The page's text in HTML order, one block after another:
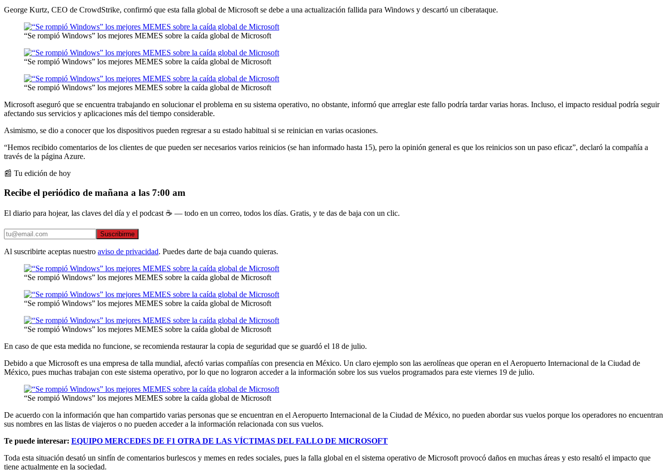
George Kurtz, CEO de CrowdStrike, confirmó que esta falla global de Microsoft se debe a una actualización fallida para Windows y descartó un ciberataque.
“Se rompió Windows” los mejores MEMES sobre la caída global de Microsoft
“Se rompió Windows” los mejores MEMES sobre la caída global de Microsoft
“Se rompió Windows” los mejores MEMES sobre la caída global de Microsoft
Microsoft aseguró que se encuentra trabajando en solucionar el problema en su sistema operativo, no obstante, informó que arreglar este fallo podría tardar varias horas. Incluso, el impacto residual podría seguir
afectando sus servicios y aplicaciones más del tiempo considerable.
Asimismo, se dio a conocer que los dispositivos pueden regresar a su estado habitual si se reinician en varias ocasiones.
“Hemos recibido comentarios de los clientes de que pueden ser necesarios varios reinicios (se han informado hasta 15), pero la opinión general es que los reinicios son un paso eficaz”, declaró la compañía a
través de la página Azure.
📰 Tu edición de hoy
Recibe el periódico de mañana a las 7:00 am
El diario para hojear, las claves del día y el podcast ☕ — todo en un correo, todos los días. Gratis, y te das de baja con un clic.
Suscribirme
Al suscribirte aceptas nuestro aviso de privacidad. Puedes darte de baja cuando quieras.
“Se rompió Windows” los mejores MEMES sobre la caída global de Microsoft
“Se rompió Windows” los mejores MEMES sobre la caída global de Microsoft
“Se rompió Windows” los mejores MEMES sobre la caída global de Microsoft
En caso de que esta medida no funcione, se recomienda restaurar la copia de seguridad que se guardó el 18 de julio.
Debido a que Microsoft es una empresa de talla mundial, afectó varias compañías con presencia en México. Un claro ejemplo son las aerolíneas que operan en el Aeropuerto Internacional de la Ciudad de
México, pues muchas trabajan con este sistema operativo, por lo que no lograron acceder a la información sobre los sus vuelos programados para este viernes 19 de julio.
“Se rompió Windows” los mejores MEMES sobre la caída global de Microsoft
De acuerdo con la información que han compartido varias personas que se encuentran en el Aeropuerto Internacional de la Ciudad de México, no pueden abordar sus vuelos porque los operadores no encuentran
sus nombres en las listas de viajeros o no pueden acceder a la información relacionada con sus vuelos.
Te puede interesar: EQUIPO MERCEDES DE F1 OTRA DE LAS VÍCTIMAS DEL FALLO DE MICROSOFT
Toda esta situación desató un sinfín de comentarios burlescos y memes en redes sociales, pues la falla global en el sistema operativo de Microsoft provocó daños en muchas áreas y esto resaltó el impacto que
tiene actualmente en la sociedad.